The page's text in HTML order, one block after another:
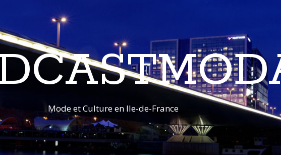
Mode et Culture en Ile-de-France